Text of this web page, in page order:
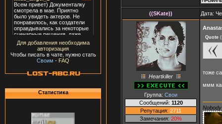
Для добавления необходима
авторизация
Чтобы писать в чате, нужно стать
Своим - FAQ
Статистика
((SKate)) Дата:
Heartkiller
Группа: Свои
Сообщений: 1120
Репутация: 2711
Замечания: 20%
Quote (
тоже
ммм